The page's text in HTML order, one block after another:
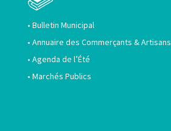
• Bulletin Municipal
• Annuaire des Commerçants & Artisans
• Agenda de l’Été
• Marchés Publics